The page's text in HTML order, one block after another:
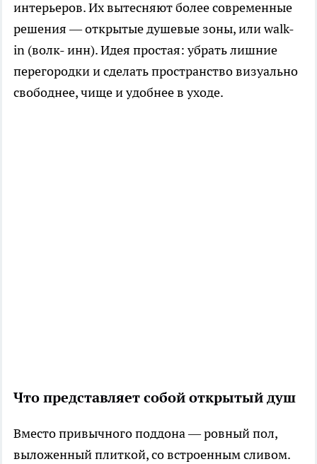
интерьеров. Их вытесняют более современные
решения — открытые душевые зоны, или walk-
in (волк- инн). Идея простая: убрать лишние
перегородки и сделать пространство визуально
свободнее, чище и удобнее в уходе.
Что представляет собой открытый душ
Вместо привычного поддона — ровный пол,
выложенный плиткой, со встроенным сливом.